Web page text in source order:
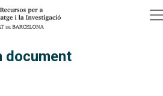
Vés al contingut
document